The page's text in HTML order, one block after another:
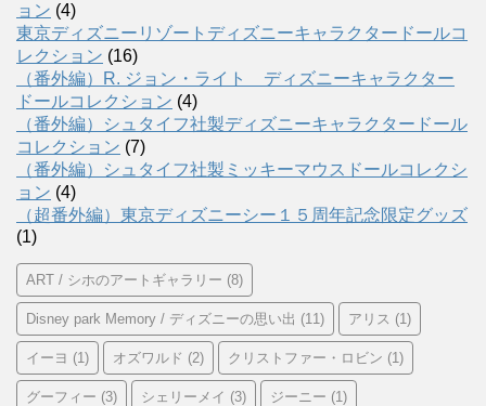
ョン (4)
東京ディズニーリゾートディズニーキャラクタードールコ
レクション (16)
（番外編）R. ジョン・ライト ディズニーキャラクター
ドールコレクション (4)
（番外編）シュタイフ社製ディズニーキャラクタードール
コレクション (7)
（番外編）シュタイフ社製ミッキーマウスドールコレクシ
ョン (4)
（超番外編）東京ディズニーシー１５周年記念限定グッズ
(1)
ART / シホのアートギャラリー (8)
Disney park Memory / ディズニーの思い出 (11) アリス (1)
イーヨ (1) オズワルド (2) クリストファー・ロビン (1)
グーフィー (3) シェリーメイ (3) ジーニー (1)